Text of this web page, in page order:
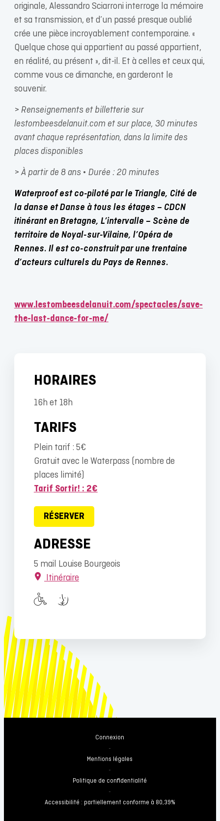
originale, Alessandro Sciarroni interroge la mémoire
et sa transmission, et d’un passé presque oublié
crée une pièce incroyablement contemporaine. «
Quelque chose qui appartient au passé appartient,
en réalité, au présent », dit-il. Et à celles et ceux qui,
comme vous ce dimanche, en garderont le
souvenir.
> Renseignements et billetterie sur
lestombeesdelanuit.com et sur place, 30 minutes
avant chaque représentation, dans la limite des
places disponibles
> À partir de 8 ans • Durée : 20 minutes
Waterproof est co-piloté par le Triangle, Cité de
la danse et Danse à tous les étages – CDCN
itinérant en Bretagne, L’intervalle – Scène de
territoire de Noyal-sur-Vilaine, l’Opéra de
Rennes. Il est co-construit par une trentaine
d’acteurs culturels du Pays de Rennes.
www.lestombeesdelanuit.com/spectacles/save-
the-last-dance-for-me/
HORAIRES
16h et 18h
TARIFS
Plein tarif : 5€
Gratuit avec le Waterpass (nombre de
places limité)
Tarif Sortir! : 2€
RÉSERVER
ADRESSE
5 mail Louise Bourgeois
Itinéraire
Connexion
-
Mentions légales
-
Politique de confidentialité
-
Accessibilité : partiellement conforme à 80,39%